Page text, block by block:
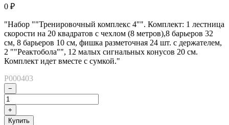
0 ₽
"Набор ""Тренировочный комплекс 4"". Комплект: 1 лестница
скорости на 20 квадратов с чехлом (8 метров),8 барьеров 32
см, 8 барьеров 10 см, фишка разметочная 24 шт. с держателем,
2 ""Реактобола"", 12 малых сигнальных конусов 20 см.
Комплект идет вместе с сумкой."
P000403
−
+
Купить